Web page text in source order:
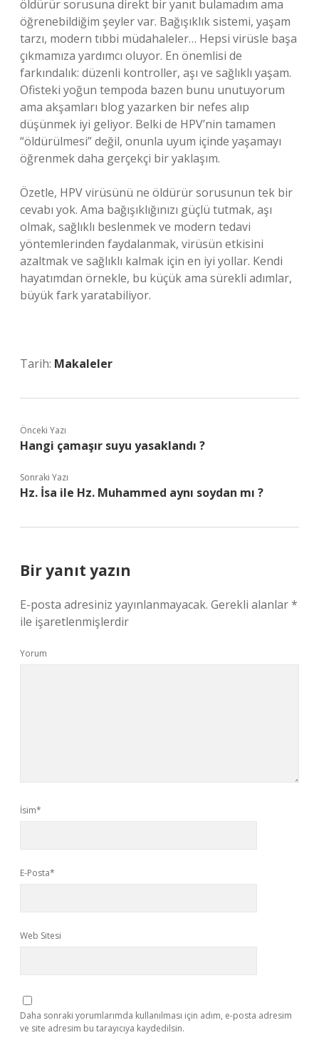
öldürür sorusuna direkt bir yanıt bulamadım ama
öğrenebildiğim şeyler var. Bağışıklık sistemi, yaşam
tarzı, modern tıbbi müdahaleler… Hepsi virüsle başa
çıkmamıza yardımcı oluyor. En önemlisi de
farkındalık: düzenli kontroller, aşı ve sağlıklı yaşam.
Ofisteki yoğun tempoda bazen bunu unutuyorum
ama akşamları blog yazarken bir nefes alıp
düşünmek iyi geliyor. Belki de HPV’nin tamamen
“öldürülmesi” değil, onunla uyum içinde yaşamayı
öğrenmek daha gerçekçi bir yaklaşım.
Özetle, HPV virüsünü ne öldürür sorusunun tek bir
cevabı yok. Ama bağışıklığınızı güçlü tutmak, aşı
olmak, sağlıklı beslenmek ve modern tedavi
yöntemlerinden faydalanmak, virüsün etkisini
azaltmak ve sağlıklı kalmak için en iyi yollar. Kendi
hayatımdan örnekle, bu küçük ama sürekli adımlar,
büyük fark yaratabiliyor.
Tarih: Makaleler
Önceki Yazı
Hangi çamaşır suyu yasaklandı ?
Sonraki Yazı
Hz. İsa ile Hz. Muhammed aynı soydan mı ?
Bir yanıt yazın
E-posta adresiniz yayınlanmayacak. Gerekli alanlar*
ile işaretlenmişlerdir
Yorum
İsim*
E-Posta*
Web Sitesi
Daha sonraki yorumlarımda kullanılması için adım, e-posta adresim
ve site adresim bu tarayıcıya kaydedilsin.